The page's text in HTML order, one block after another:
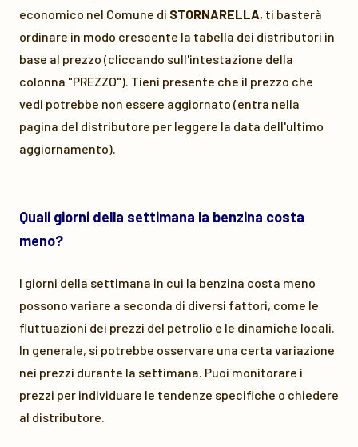
economico nel Comune di STORNARELLA, ti basterà
ordinare in modo crescente la tabella dei distributori in
base al prezzo (cliccando sull'intestazione della
colonna "PREZZO"). Tieni presente che il prezzo che
vedi potrebbe non essere aggiornato (entra nella
pagina del distributore per leggere la data dell'ultimo
aggiornamento).
Quali giorni della settimana la benzina costa
meno?
I giorni della settimana in cui la benzina costa meno
possono variare a seconda di diversi fattori, come le
fluttuazioni dei prezzi del petrolio e le dinamiche locali.
In generale, si potrebbe osservare una certa variazione
nei prezzi durante la settimana. Puoi monitorare i
prezzi per individuare le tendenze specifiche o chiedere
al distributore.